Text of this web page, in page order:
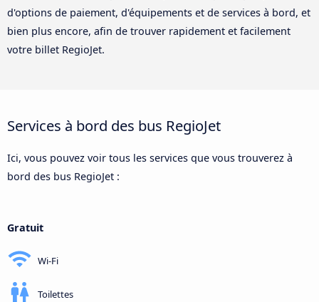
d'options de paiement, d'équipements et de services à bord, et
bien plus encore, afin de trouver rapidement et facilement
votre billet RegioJet.
Services à bord des bus RegioJet
Ici, vous pouvez voir tous les services que vous trouverez à
bord des bus RegioJet :
Gratuit
Wi-Fi
Toilettes